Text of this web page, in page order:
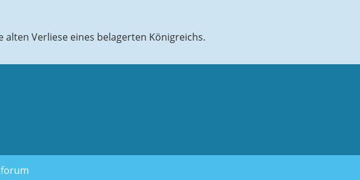
Verliese eines belagerten Königreichs.
forum